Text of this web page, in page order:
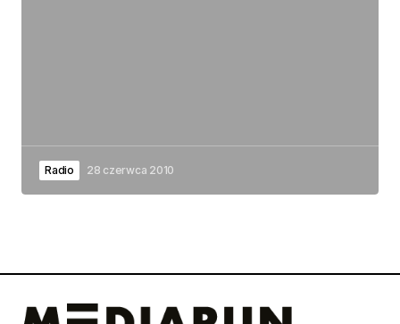
Radio 28 czerwca 2010